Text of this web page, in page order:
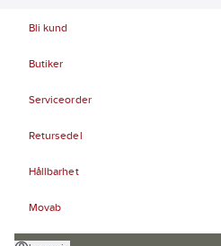
Bli kund
Butiker
Serviceorder
Retursedel
Hållbarhet
Movab